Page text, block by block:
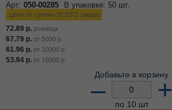
Арт: 050-00285 В упаковке: 50 шт.
Цена от суммы ВСЕГО заказа
72.89 р. розница
67.79 р. от 5000 р.
61.96 р. от 10000 р.
53.94 р. от 15000 р.
Добавьте в корзину
– +
по 10 шт